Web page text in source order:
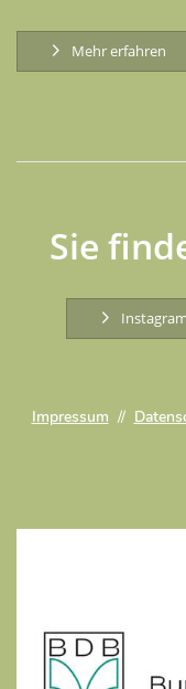
Mehr erfahren
Sie
Instagram
Impressum //